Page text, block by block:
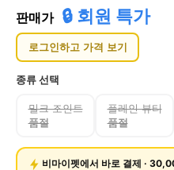
판매가 🔒 회원 특가
로그인하고 가격 보기
종류선택
밀크 조인트
품절
플레인 뷰티
품절
비마이펫에서 바로 결제 ·